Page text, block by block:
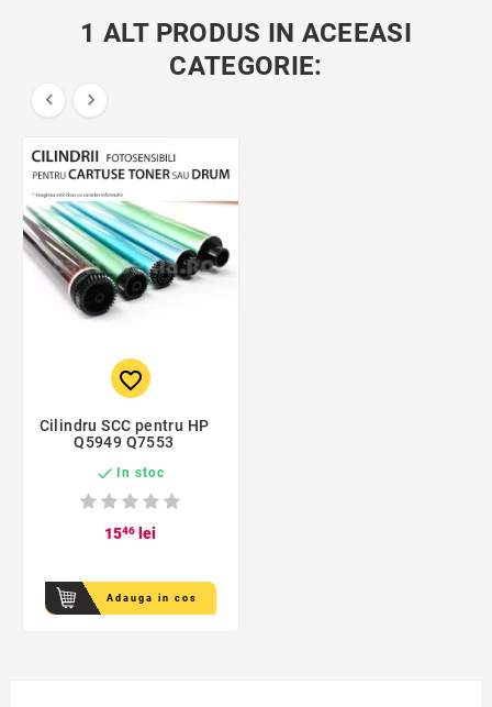
1 ALT PRODUS IN ACEEASI
CATEGORIE:
 
favorite_border
Cilindru SCC pentru HP
Q5949 Q7553
 In stoc
1546 lei
Adauga in cos